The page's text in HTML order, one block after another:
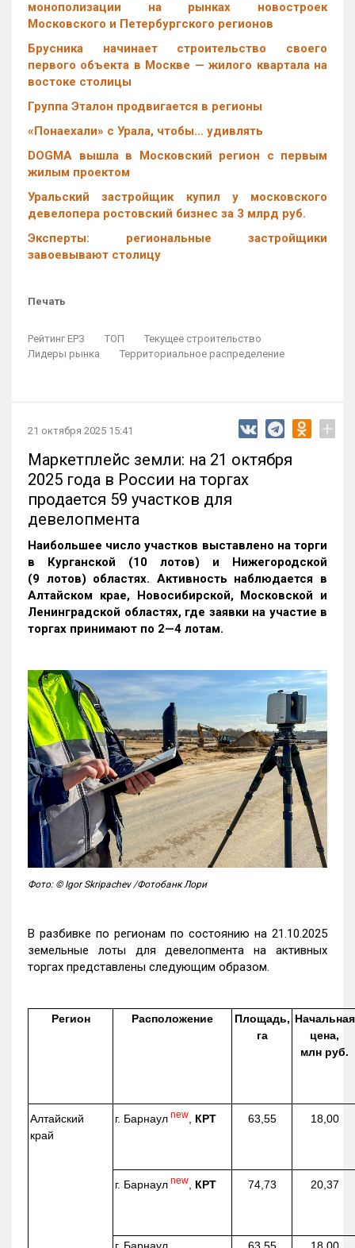
монополизации на рынках новостроек
Московского и Петербургского регионов
Брусника начинает строительство своего
первого объекта в Москве — жилого квартала на
востоке столицы
Группа Эталон продвигается в регионы
«Понаехали» с Урала, чтобы… удивлять
DOGMA вышла в Московский регион с первым
жилым проектом
Уральский застройщик купил у московского
девелопера ростовский бизнес за 3 млрд руб.
Эксперты: региональные застройщики
завоевывают столицу
Печать
Рейтинг ЕРЗ ТОП
Текущее строительство
Лидеры рынка
Территориальное распределение
21 октября 2025 15:41 +
Маркетплейс земли: на 21 октября
2025 года в России на торгах
продается 59 участков для
девелопмента
Наибольшее число участков выставлено на торги
в Курганской (10 лотов) и Нижегородской
(9 лотов) областях. Активность наблюдается в
Алтайском крае, Новосибирской, Московской и
Ленинградской областях, где заявки на участие в
торгах принимают по 2—4 лотам.
Фото: © Igor Skripachev /Фотобанк Лори
В разбивке по регионам по состоянию на 21.10.2025
земельные лоты для девелопмента на активных
торгах представлены следующим образом.
Регион Расположение
Площадь,
га
Начальная
цена,
млн руб.
Алтайский
край
г. Барнаул new КРТ 63,55 18,00
г. Барнаул new КРТ 74,73 20,37